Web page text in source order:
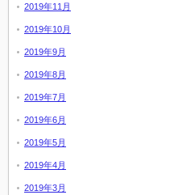
2019年11月
2019年10月
2019年9月
2019年8月
2019年7月
2019年6月
2019年5月
2019年4月
2019年3月